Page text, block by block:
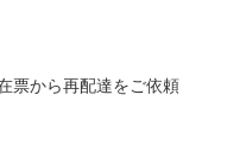
票から再配達をご依頼